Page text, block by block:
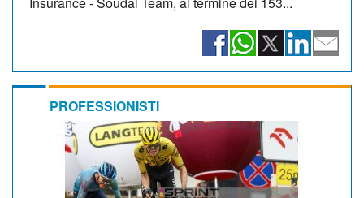
PROFESSIONISTI